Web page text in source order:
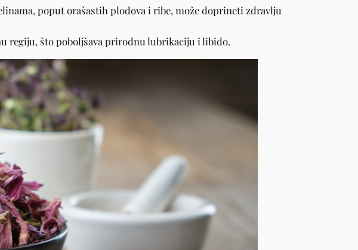
poput orašastih plodova i ribe, može doprineti zdravlju
regiju, što poboljšava prirodnu lubrikaciju i libido.